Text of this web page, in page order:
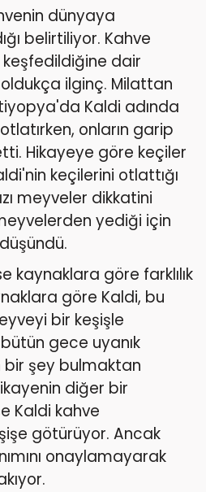
dünyaya
belirtiliyor. Kahve
keşfedildiğine dair
ilginç. Milattan
Kaldi adında
onların garip
Hikayeye göre keçiler
keçilerini otlattığı
meyveler dikkatini
yediği için
kaynaklara göre farklılık
göre Kaldi, bu
bir keşişle
gece uyanık
bir şey bulmaktan
diğer bir
Kaldi kahve
götürüyor. Ancak
onaylamayarak